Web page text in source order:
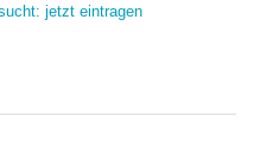
jetzt eintragen